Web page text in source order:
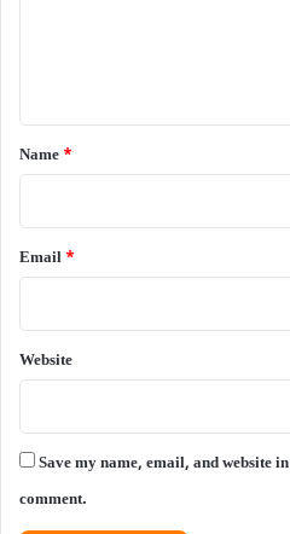
*
Name *
Email *
Website
Save my name, email, and website
comment.